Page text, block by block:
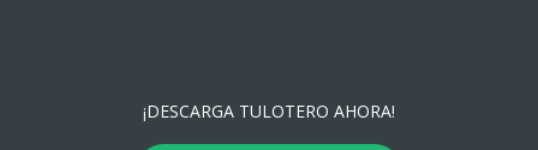
¡DESCARGA TULOTERO AHORA!